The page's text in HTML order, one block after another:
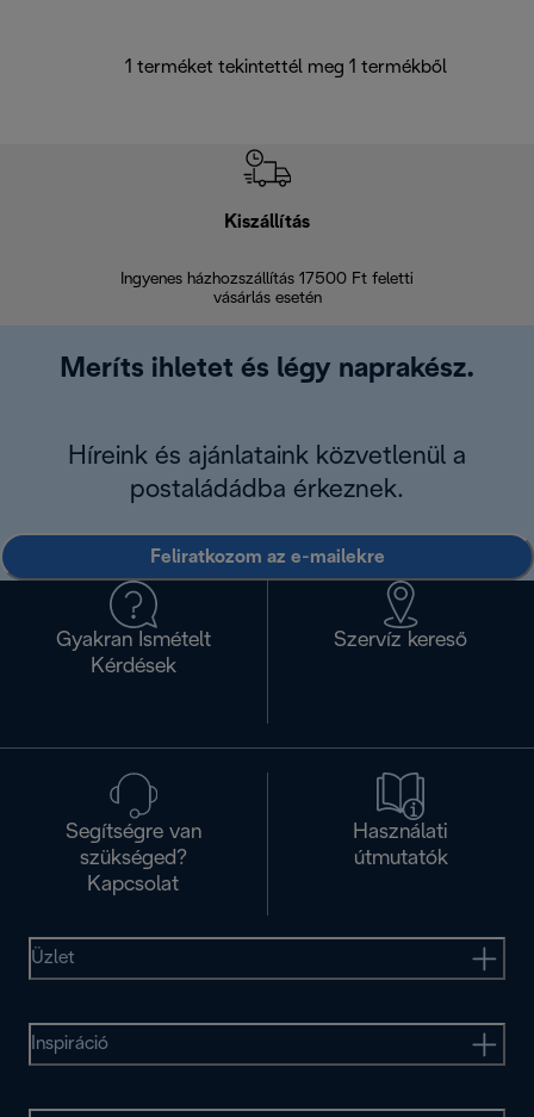
1 terméket tekintettél meg 1 termékből
Kiszállítás
Ingyenes házhozszállítás 17500 Ft feletti
vásárlás esetén
Meríts ihletet és légy naprakész.
Híreink és ajánlataink közvetlenül a
postaládádba érkeznek.
Feliratkozom az e-mailekre
Gyakran Ismételt
Kérdések
Szervíz kereső
Segítségre van
szükséged?
Kapcsolat
Használati
útmutatók
Üzlet
Inspiráció